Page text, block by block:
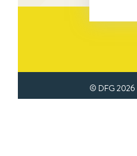
© DFG 2026